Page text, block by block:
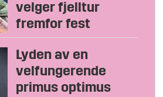
velger fjelltur
fremfor fest
Lyden av en
velfungerende
primus optimus